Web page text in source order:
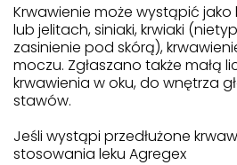
Krwawienie może wystąpić jako
lub jelitach, siniaki, krwiaki
zasinienie pod skórą),
moczu. Zgłaszano także małą
krwawienia w oku, do wnętrza
stawów.
Jeśli wystąpi przedłużone
stosowania leku Agregex